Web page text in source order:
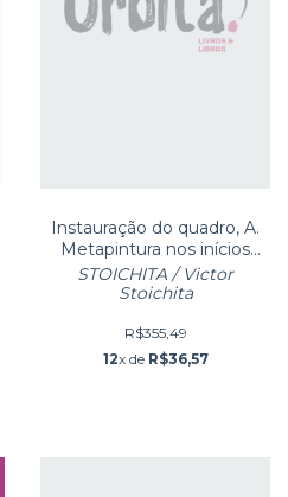
Instauração do quadro, A.
Metapintura nos inícios
dos tempos modernos
STOICHITA / Victor
Stoichita
R$355,49
12x de R$36,57